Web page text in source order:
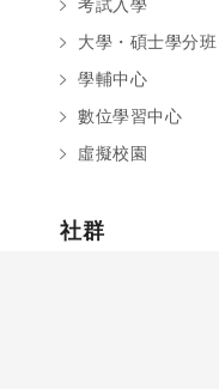
考試入學
大學・碩士學分班
學輔中心
數位學習中心
虛擬校園
社群
如